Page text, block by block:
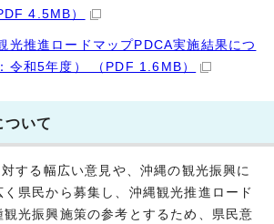
4.5MB）
光推進ロードマップPDCA実施結果につ
令和5年度） （PDF 1.6MB）
ついて
する幅広い意見や、沖縄の観光振興に
県民から募集し、沖縄観光推進ロード
光振興施策の参考とするため、県民意